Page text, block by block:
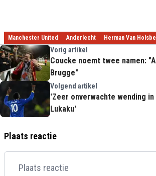
Manchester United Anderlecht Herman Van
Vorig artikel
Coucke noemt twee namen:
Brugge"
Volgend artikel
'Zeer onverwachte wending
Lukaku'
Plaats reactie